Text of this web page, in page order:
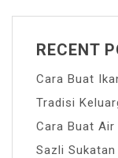
RECENT
Cara Buat
Tradisi
Cara Buat Air
Sazli